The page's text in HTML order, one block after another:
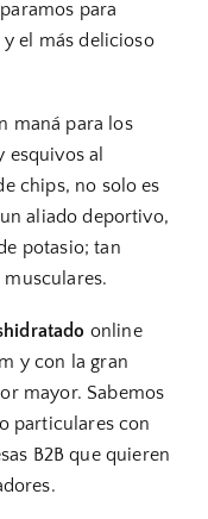
para
el más delicioso
maná para los
esquivos al
chips, no solo es
aliado deportivo,
potasio; tan
online
y con la gran
mayor. Sabemos
particulares con
B2B que quieren